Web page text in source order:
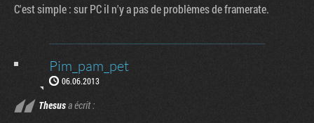
C'est simple : sur PC il n'y a pas de problèmes de framerate.
Pim_pam_pet
06.06.2013
Thesusa écrit :